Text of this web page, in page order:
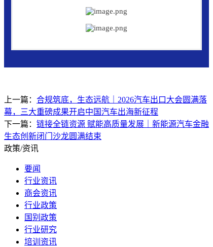
上一篇： 合规筑底，生态远航｜2026汽车出口大会圆满落
幕，三大重磅成果开启中国汽车出海新征程
下一篇： 链接全链资源 赋能高质量发展｜新能源汽车金融
生态创新闭门沙龙圆满结束
政策/资讯
要闻
行业资讯
商会资讯
行业政策
国别政策
行业研究
培训资讯